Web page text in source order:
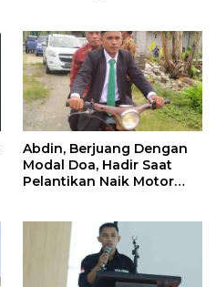
Abdin, Berjuang Dengan
Modal Doa, Hadir Saat
Pelantikan Naik Motor